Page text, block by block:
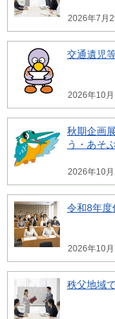
2026年7月
交通遺児
2026年10
秋期企画
う・あそぶ
2026年10
令和8年度
2026年10月
秩父地域